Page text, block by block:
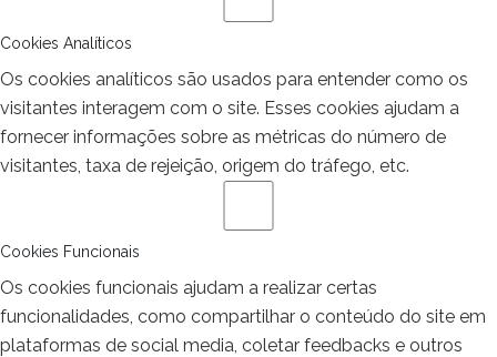
Cookies Analíticos
Os cookies analíticos são usados para entender como os
visitantes interagem com o site. Esses cookies ajudam a
fornecer informações sobre as métricas do número de
visitantes, taxa de rejeição, origem do tráfego, etc.
Cookies Funcionais
Os cookies funcionais ajudam a realizar certas
funcionalidades, como compartilhar o conteúdo do site em
plataformas de social media, coletar feedbacks e outros